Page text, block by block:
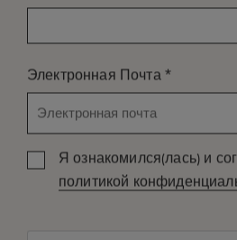
Электронная Почта *
Я ознакомился(лась) и
политикой